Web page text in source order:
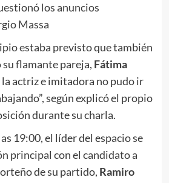
los anuncios
Massa
estaba previsto que también
flamante pareja, Fátima
actriz e imitadora no pudo ir
según explicó el propio
durante su charla.
19:00, el líder del espacio se
principal con el candidato a
de su partido, Ramiro